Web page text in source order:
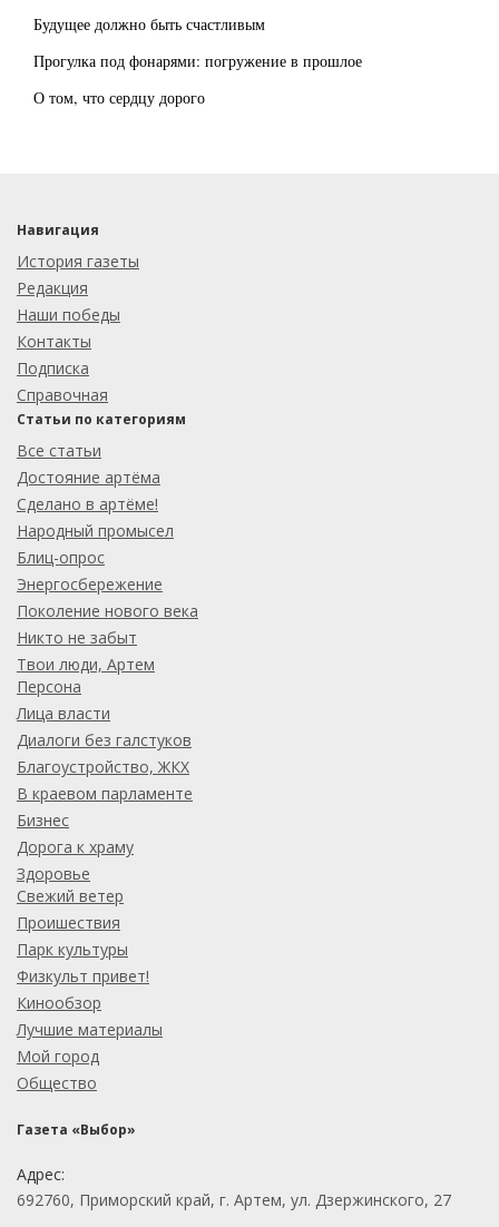
Будущее должно быть счастливым
Прогулка под фонарями: погружение в прошлое
О том, что сердцу дорого
Навигация
История газеты
Редакция
Наши победы
Контакты
Подписка
Справочная
Статьи по категориям
Все статьи
Достояние артёма
Сделано в артёме!
Народный промысел
Блиц-опрос
Энергосбережение
Поколение нового века
Никто не забыт
Твои люди, Артем
Персона
Лица власти
Диалоги без галстуков
Благоустройство, ЖКХ
В краевом парламенте
Бизнес
Дорога к храму
Здоровье
Свежий ветер
Проишествия
Парк культуры
Физкульт привет!
Кинообзор
Лучшие материалы
Мой город
Общество
Газета «Выбор»
Адрес:
692760, Приморский край, г. Артем, ул. Дзержинского, 27